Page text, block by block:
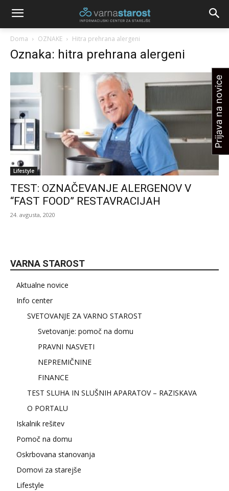
Doma OZNAKE Hitra prehrana alergeni
Oznaka: hitra prehrana alergeni
Lifestyle
TEST: OZNAČEVANJE ALERGENOV V
“FAST FOOD” RESTAVRACIJAH
24. avgusta, 2020
VARNA STAROST
Aktualne novice
Info center
SVETOVANJE ZA VARNO STAROST
Svetovanje: pomoč na domu
PRAVNI NASVETI
NEPREMIČNINE
FINANCE
TEST SLUHA IN SLUŠNIH APARATOV – RAZISKAVA
O PORTALU
Iskalnik rešitev
Pomoč na domu
Oskrbovana stanovanja
Domovi za starejše
Lifestyle
Prijava na novice